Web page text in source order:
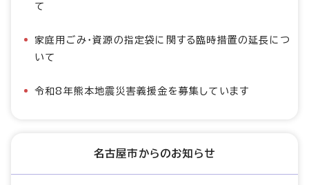
て
家庭用ごみ・資源の指定袋に関する臨時措置の延長につ
いて
令和8年熊本地震災害義援金を募集しています
名古屋市からのお知らせ